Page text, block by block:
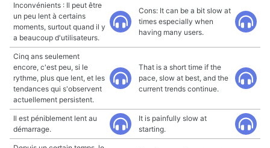
Inconvénients : Il peut être
un peu lent à certains
moments, surtout quand il y
a beaucoup d'utilisateurs.
Cons: It can be a bit slow at
times especially when
having many users.
Cinq ans seulement
encore, c'est peu, si le
rythme, plus que lent, et les
tendances qui s'observent
actuellement persistent.
That is a short time if the
pace, slow at best, and the
current trends continue.
Il est péniblement lent au
démarrage.
It is painfully slow at
starting.